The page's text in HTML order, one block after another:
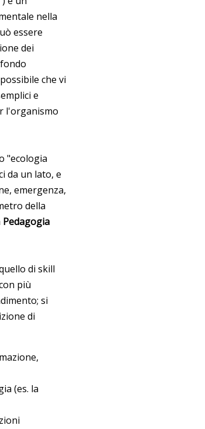
nella
essere
dei
che vi
e
l'organismo
"ecologia
da un lato, e
emergenza,
della
Pedagogia
di skill
più
si
di
(es. la